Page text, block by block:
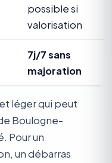
possible si
valorisation
7j/7 sans
majoration
léger qui peut
Boulogne-
Pour un
un débarras